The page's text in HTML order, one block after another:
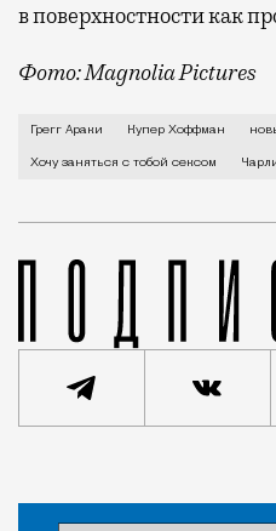
в поверхностности как
Фото: Magnolia Pictures
В первой же сцене
Грегг Араки Купер Хоффман
Хочу заняться с тобой сексом